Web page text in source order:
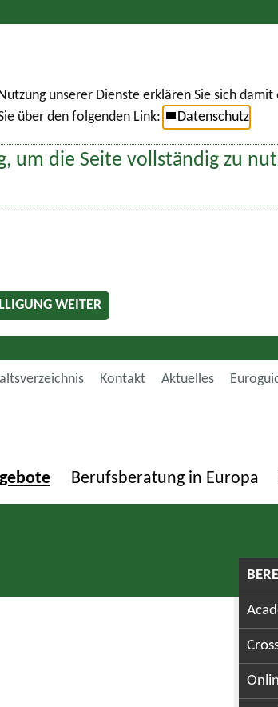
unserer Dienste erklären Sie sich
über den folgenden Link:
Datenschutz
um die Seite vollständig zu
WEITER
Kontakt Aktuelles
Berufsberatung in Europa